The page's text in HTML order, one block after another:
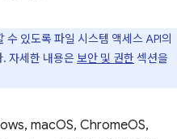
수 있도록 파일 시스템 액세스 API의
자세한 내용은보안 및 권한 섹션을
macOS, ChromeOS,